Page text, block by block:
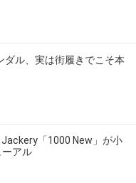
ダル、実は街履きでこそ本
Jackery「1000 New」が小
アル